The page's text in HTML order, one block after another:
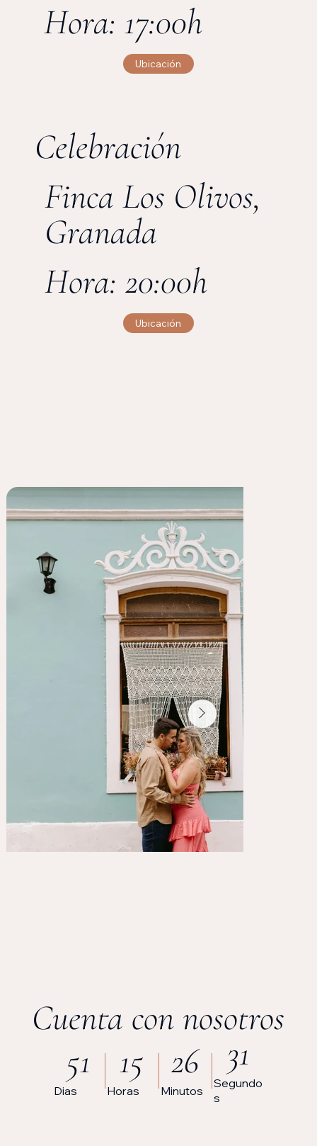
Hora: 17:00h
Ubicación
Celebración
Finca Los Olivos,
Granada
Hora: 20:00h
Ubicación
Cuenta con nosotros
51
Dias
15
Horas
26
Minutos
31
Segundo
S